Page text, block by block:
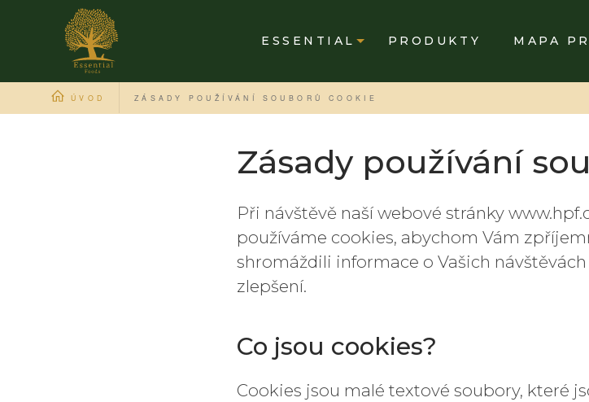
ESSENTIAL PRODUKTY MAPA
ÚVOD ZÁSADY POUŽÍVÁNÍ SOUBORŮ COOKIE
Zásady používání
Při návštěvě naší webové stránky
používáme cookies, abychom Vám
shromáždili informace o Vašich
zlepšení.
Co jsou cookies?
Cookies jsou malé textové soubory, které